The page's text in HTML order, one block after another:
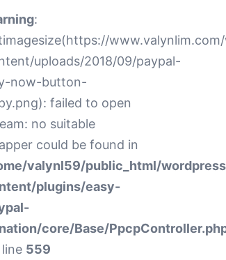
:
uploads/2018/09/paypal-
now-button-
failed to open
no suitable
could be found in
valynl59/public_html/
plugins/easy-
core/Base/
559